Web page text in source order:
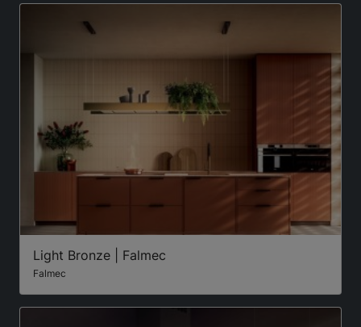
Light Bronze | Falmec
Falmec